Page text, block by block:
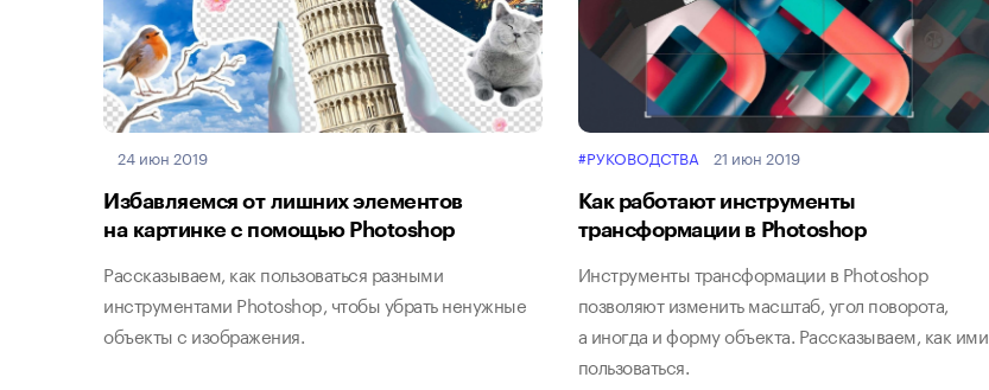
24 июн 2019
Избавляемся от лишних элементов
на картинке с помощью Photoshop
Рассказываем, как пользоваться разными
инструментами Photoshop, чтобы убрать ненужные
объекты с изображения.
#РУКОВОДСТВА 21 июн 2019
Как работают инструменты
трансформации в Photoshop
Инструменты трансформации в Photoshop
позволяют изменить масштаб, угол поворота,
а иногда и форму объекта. Рассказываем, как ими
пользоваться.